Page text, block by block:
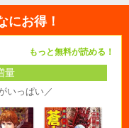
にお得！
もっと無料が読める！
量
いっぱい／